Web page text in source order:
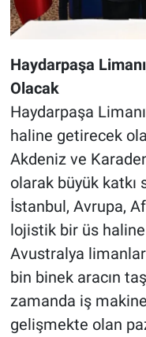
Haydarpaşa
Olacak
Haydarpaşa
haline getirecek
Akdeniz ve
olarak büyük katkı
İstanbul, Avrupa,
lojistik bir üs
Avustralya
bin binek aracın
zamanda iş
gelişmekte olan